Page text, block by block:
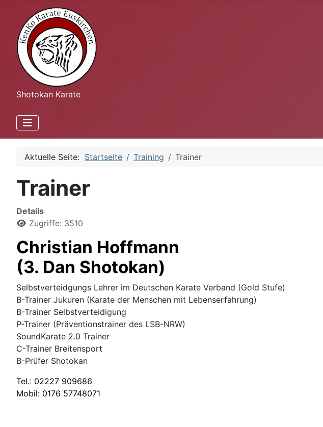
Shotokan Karate
Aktuelle Seite: Startseite Training Trainer
Trainer
Details
Zugriffe: 3510
Christian Hoffmann
(3. Dan Shotokan)
Selbstverteidgungs Lehrer im Deutschen Karate Verband (Gold Stufe)
B-Trainer Jukuren (Karate der Menschen mit Lebenserfahrung)
B-Trainer Selbstverteidigung
P-Trainer (Präventionstrainer des LSB-NRW)
SoundKarate 2.0 Trainer
C-Trainer Breitensport
B-Prüfer Shotokan
Tel.: 02227 909686
Mobil: 0176 57748071